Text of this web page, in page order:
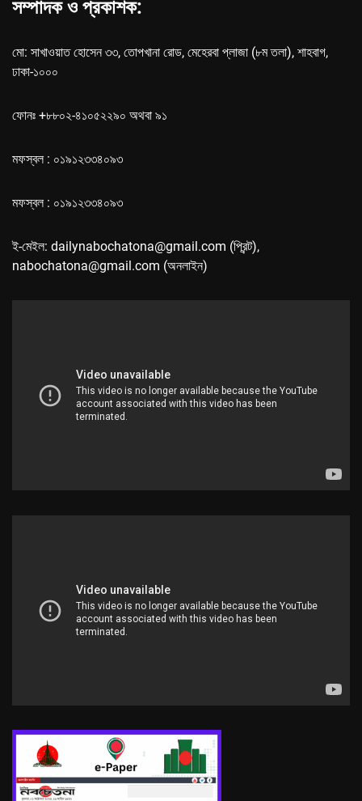
সম্পাদক ও প্রকাশক:
মো: সাখাওয়াত হোসেন ৩৩, তোপখানা রোড, মেহেরবা প্লাজা (৮ম তলা), শাহবাগ,
ঢাকা-১০০০
ফোনঃ +৮৮০২-৪১০৫২২৯০ অথবা ৯১
মফস্বল : ০১৯১২৩৩৪০৯৩
মফস্বল : ০১৯১২৩৩৪০৯৩
ই-মেইল: dailynabochatona@gmail.com (প্রিন্ট),
nabochatona@gmail.com (অনলাইন)